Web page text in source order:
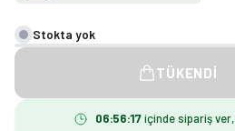
Stokta yok
TÜKENDI
06:56:16 içinde sipariş ver,